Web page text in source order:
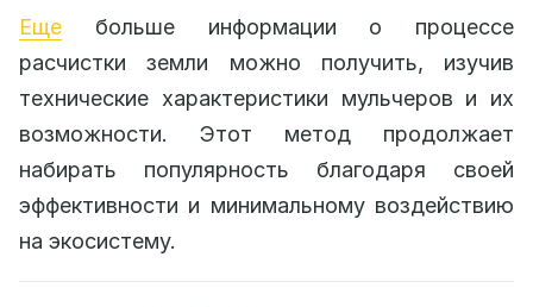
Еще больше информации о процессе
расчистки земли можно получить, изучив
технические характеристики мульчеров и их
возможности. Этот метод продолжает
набирать популярность благодаря своей
эффективности и минимальному воздействию
на экосистему.